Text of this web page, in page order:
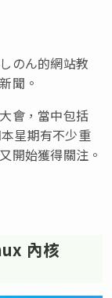
のん的網站教
聞。
會，當中包括
星期有不少重
開始獲得關注。
內核